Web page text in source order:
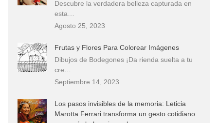
Descubre la verdadera belleza capturada en
esta…
Agosto 25, 2023
Frutas y Flores Para Colorear Imágenes
Dibujos de Bodegones ¡Da rienda suelta a tu
cre…
Septiembre 14, 2023
Los pasos invisibles de la memoria: Leticia
Marotta Ferrari transforma un gesto cotidiano